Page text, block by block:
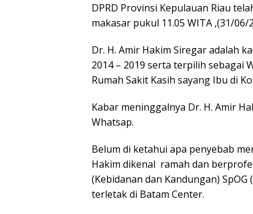
DPRD Provinsi Kepulauan Riau
makasar pukul 11.05 WITA ,(31/06/
Dr. H. Amir Hakim Siregar adalah
2014 – 2019 serta terpilih sebagai
Rumah Sakit Kasih sayang Ibu di
Kabar meninggalnya Dr. H. Amir
Whatsap.
Belum di ketahui apa penyebab
Hakim dikenal ramah dan
(Kebidanan dan Kandungan)
terletak di Batam Center.